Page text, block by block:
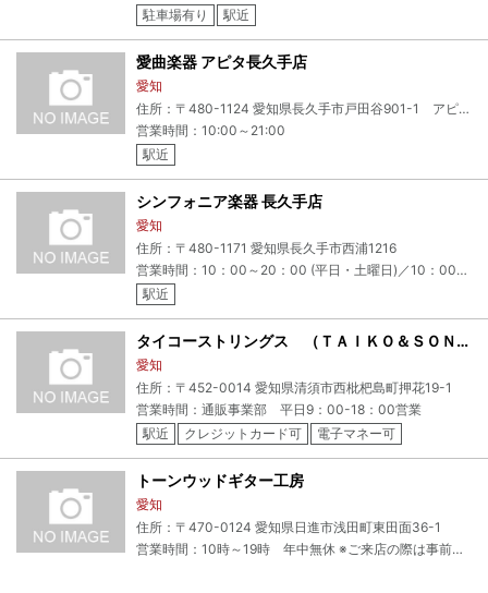
駐車場有り
駅近
愛曲楽器 アピタ長久手店
愛知
住所：〒480-1124 愛知県長久手市戸田谷901-1 アピタ長久手店2F
営業時間：10:00～21:00
駅近
シンフォニア楽器 長久手店
愛知
住所：〒480-1171 愛知県長久手市西浦1216
営業時間：10：00～20：00 (平日・土曜日)／10：00～19：00(日曜日・祝日)／定休日：火曜日
駅近
タイコーストリングス （ＴＡＩＫＯ＆ＳＯＮＳ）
愛知
住所：〒452-0014 愛知県清須市西枇杷島町押花19-1
営業時間：通販事業部 平日9：00-18：00営業
駅近
クレジットカード可 電子マネー可
トーンウッドギター工房
愛知
住所：〒470-0124 愛知県日進市浅田町東田面36-1
営業時間：10時～19時 年中無休 ※ご来店の際は事前にお電話かメールにて要連絡